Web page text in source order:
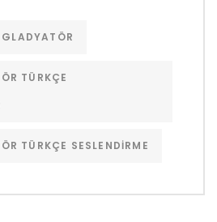
TÜRKÇE
TÜRKÇE SESLENDIRME